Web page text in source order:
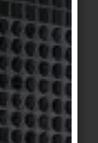
an der
arbeitet
verantwortet sie